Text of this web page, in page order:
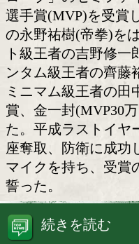
1日に行わ
第40回チャンピ
に後楽園ホール
ローブ」のセミ
選手賞(MVP)を
の永野祐樹(帝拳
ト級王者の吉野
ンタム級王者の
ミニマム級王者